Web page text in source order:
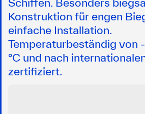
Konstruktion für engen
einfache Installation.
Temperaturbeständig von
°C und nach
zertifiziert.